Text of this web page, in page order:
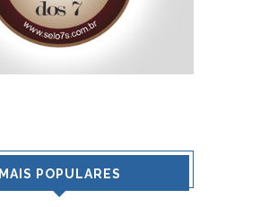
MAIS POPULARES